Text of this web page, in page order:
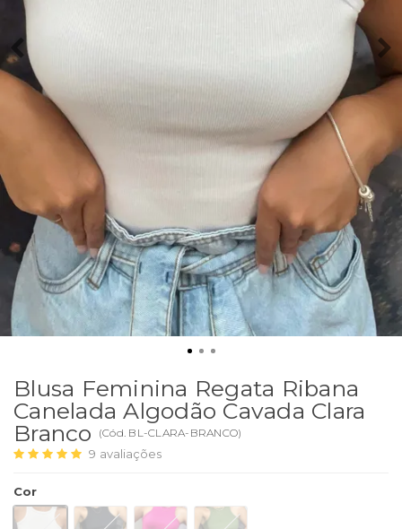
Blusa Feminina Regata Ribana
Canelada Algodão Cavada Clara
Branco
(Cód. BL-CLARA-BRANCO)
9 avaliações
Cor